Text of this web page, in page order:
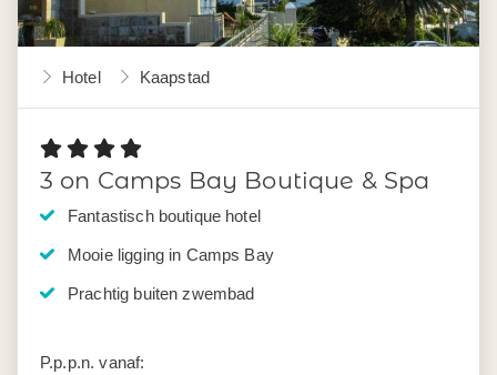
Hotel Kaapstad
3 on Camps Bay Boutique & Spa
Fantastisch boutique hotel
Mooie ligging in Camps Bay
Prachtig buiten zwembad
P.p.p.n. vanaf: